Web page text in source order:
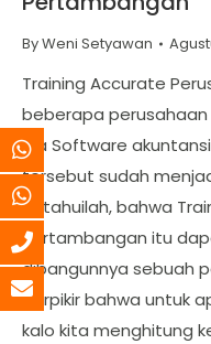
ByWeni Setyawan
Training Accurate
beberapa
jika Software
tersebut sudah
Ketahuilah, bahwa
Pertambangan itu
dibangunnya sebuah
berpikir bahwa untuk
kalo kita menghitung